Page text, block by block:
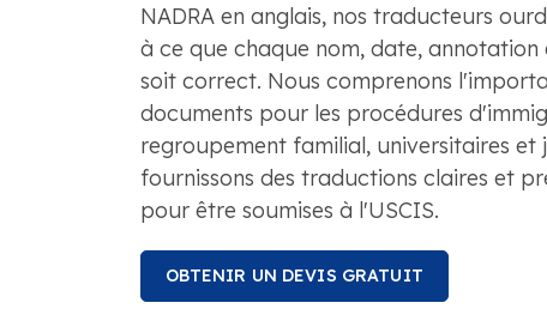
NADRA en anglais, nos traducteurs
à ce que chaque nom, date,
soit correct. Nous comprenons
documents pour les procédures
regroupement familial, universitaires et
fournissons des traductions claires et
pour être soumises à l'USCIS.
OBTENIR UN DEVIS GRATUIT